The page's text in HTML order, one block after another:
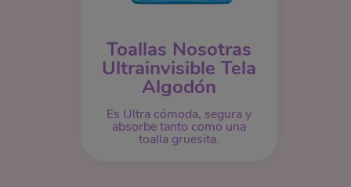
Toallas Nosotras
Ultrainvisible Tela
Algodón
Es Ultra cómoda, segura y
absorbe tanto como una
toalla gruesita.